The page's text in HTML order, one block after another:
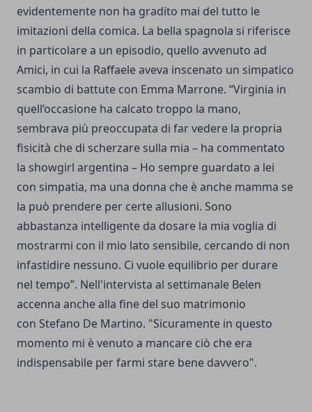
evidentemente non ha gradito mai del tutto le
imitazioni della comica. La bella spagnola si riferisce
in particolare a un episodio, quello avvenuto ad
Amici, in cui la Raffaele aveva inscenato un simpatico
scambio di battute con Emma Marrone. “Virginia in
quell’occasione ha calcato troppo la mano,
sembrava più preoccupata di far vedere la propria
fisicità che di scherzare sulla mia – ha commentato
la showgirl argentina – Ho sempre guardato a lei
con simpatia, ma una donna che è anche mamma se
la può prendere per certe allusioni. Sono
abbastanza intelligente da dosare la mia voglia di
mostrarmi con il mio lato sensibile, cercando di non
infastidire nessuno. Ci vuole equilibrio per durare
nel tempo”. Nell'intervista al settimanale Belen
accenna anche alla fine del suo matrimonio
con Stefano De Martino. "Sicuramente in questo
momento mi è venuto a mancare ciò che era
indispensabile per farmi stare bene davvero".